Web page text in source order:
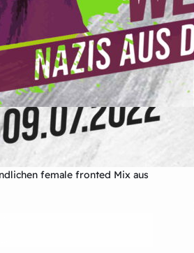
das sind Max Stäbner (Bass &
(Drums), sowie Anja
& Vocals). Die Drei
female fronted Mix aus